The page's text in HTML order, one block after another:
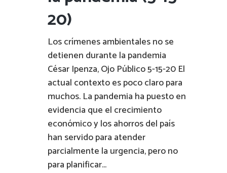
20)
Los crímenes ambientales no se
detienen durante la pandemia
César Ipenza, Ojo Público 5-15-20 El
actual contexto es poco claro para
muchos. La pandemia ha puesto en
evidencia que el crecimiento
económico y los ahorros del país
han servido para atender
parcialmente la urgencia, pero no
para planificar...